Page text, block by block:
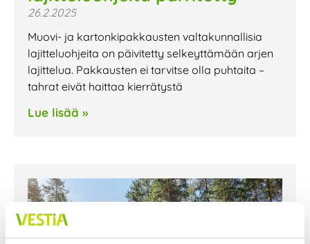
26.2.2025
Muovi- ja kartonkipakkausten valtakunnallisia
lajitteluohjeita on päivitetty selkeyttämään arjen
lajittelua. Pakkausten ei tarvitse olla puhtaita –
tahrat eivät haittaa kierrätystä
Lue lisää »